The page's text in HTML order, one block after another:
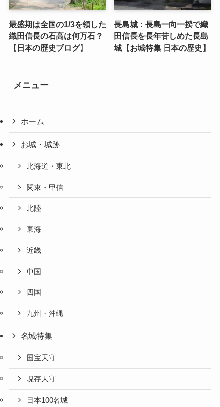
最盛期は全国の1/3を領した
織田信長の石高は何万石？
【日本の歴史ブログ】
長島城：長島一向一揆で織
田信長を長年苦しめた長島
城【お城特集 日本の歴史】
メニュー
ホーム
お城・城跡
北海道・東北
関東・甲信
北陸
東海
近畿
中国
四国
九州・沖縄
名城特集
国宝天守
現存天守
日本100名城